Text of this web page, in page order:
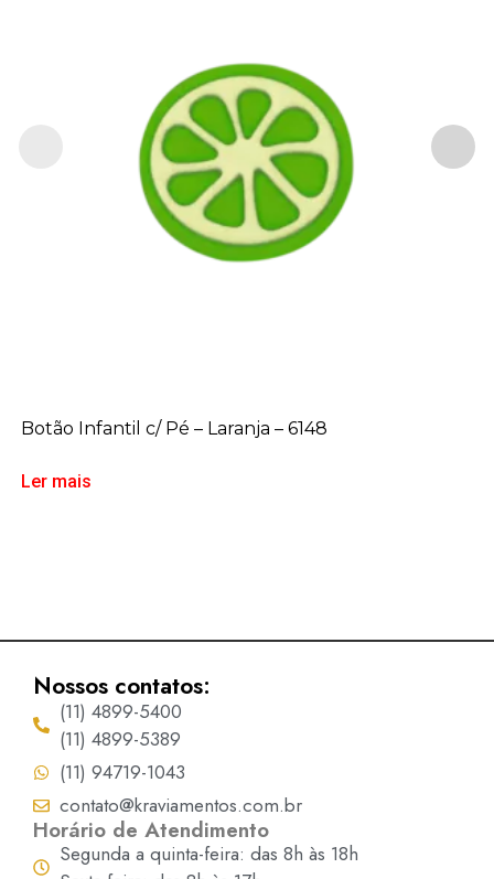
Botão Infantil c/ Pé – Laranja – 6148
Ler mais
Nossos contatos:
(11) 4899-5400
(11) 4899-5389
(11) 94719-1043
contato@kraviamentos.com.br
Horário de Atendimento
Segunda a quinta-feira: das 8h às 18h